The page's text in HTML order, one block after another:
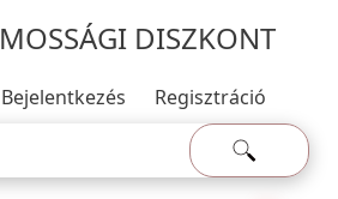
DISZKONT
Bejelentkezés Regisztráció